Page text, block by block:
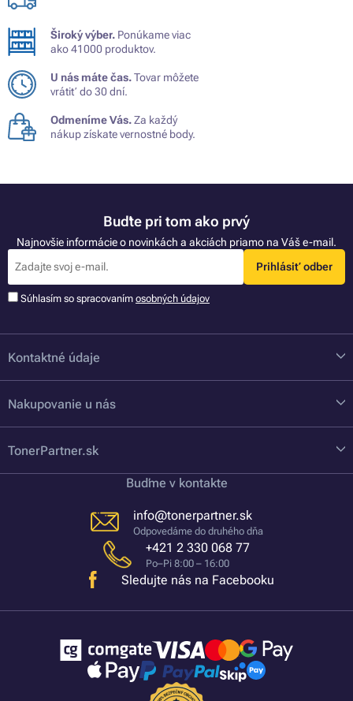
Široký výber. Ponúkame viac
ako 41000 produktov.
U nás máte čas.Tovar môžete
vrátiť do 30 dní.
Odmeníme Vás.Za každý
nákup získate vernostné body.
Buďte pri tom ako prvý
Najnovšie informácie o novinkách a akciách priamo na Váš e-mail.
Prihlásiť odber
Súhlasím so spracovaním osobných údajov
Kontaktné údaje
Nakupovanie u nás
TonerPartner.sk
Buďme v kontakte
info@tonerpartner.sk
Odpovedáme do druhého dňa
+421 2 330 068 77
Po–Pi 8:00 – 16:00
Sledujte nás na Facebooku